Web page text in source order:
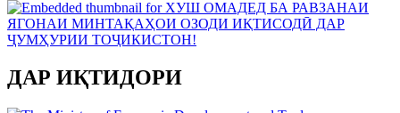
ДАР ИҚТИДОРИ